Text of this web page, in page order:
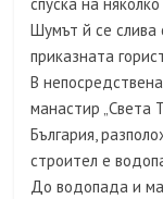
Шумът й се слива
приказната
В
манастир „Света
България,
строител е
До водопада и